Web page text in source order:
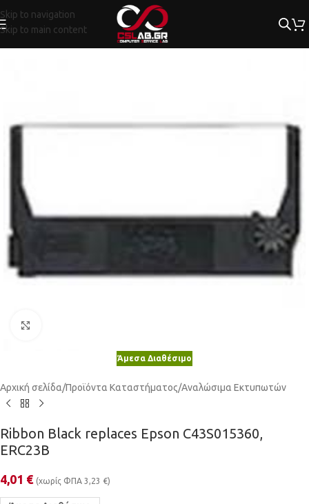
Skip to navigation
Skip to main content
Άμεσα Διαθέσιμο
Αρχική σελίδα/Προϊόντα Καταστήματος/Αναλώσιμα Εκτυπωτών
Ribbon Black replaces Epson C43S015360,
ERC23B
4,01 € (χωρίς ΦΠΑ 3,23 €)